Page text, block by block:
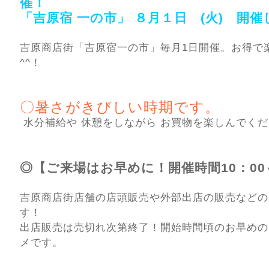
「吉原宿 一の市」 ８月１日 (火) 開催
吉原商店街「吉原宿一の市」毎月1日開催。お得で
^^！
〇暑さがきびしい時期です。
水分補給や 休憩をしながら お買物を楽しんでく
◎【ご来場はお早めに！開催時間10：00
吉原商店街店舗の店頭販売や外部出店の販売など
す！
出店販売は売切れ次第終了！開始時間頃のお早め
メです。